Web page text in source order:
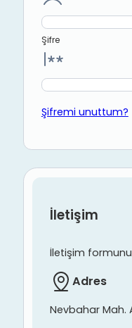
Şifre
Şifremi unuttum?
İletişim
İletişim
Adres
Nevbahar Mah.